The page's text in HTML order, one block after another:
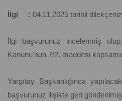
İlgi : 04.11.2025 tarihli
İlgi başvurunuz incelenmiş
Kanunu'nun 7/2. maddesi
Yargıtay Başkanlığınca
başvurunuz ilişikte geri